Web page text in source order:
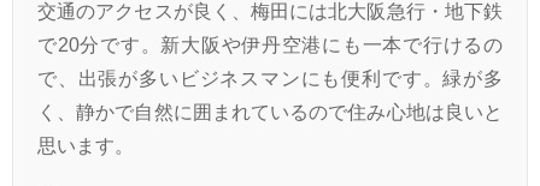
交通のアクセスが良く、梅田には北大阪急行・地下鉄
で20分です。新大阪や伊丹空港にも一本で行けるの
で、出張が多いビジネスマンにも便利です。緑が多
く、静かで自然に囲まれているので住み心地は良いと
思います。